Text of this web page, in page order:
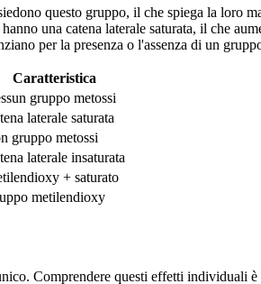
questo gruppo, il che spiega la loro
una catena laterale saturata, il che
per la presenza o l'assenza di un
Caratteristica
gruppo metossi
laterale saturata
gruppo metossi
laterale insaturata
+ saturato
metilendioxy
Comprendere questi effetti individuali